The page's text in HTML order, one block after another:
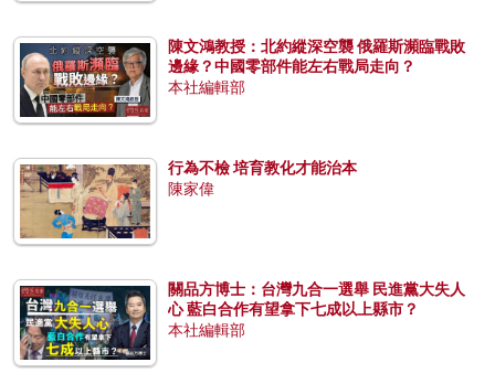
陳文鴻教授：北約縱深空襲 俄羅斯瀕臨戰敗
邊緣？中國零部件能左右戰局走向？
本社編輯部
行為不檢 培育教化才能治本
陳家偉
關品方博士：台灣九合一選舉 民進黨大失人
心 藍白合作有望拿下七成以上縣市？
本社編輯部